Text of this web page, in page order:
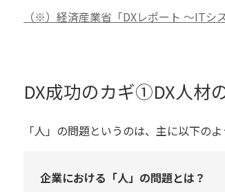
（※）経済産業省「DXレポート ～ITシ
DX成功のカギ①DX人材
「人」の問題というのは、主に以下のよ
企業における「人」の問題とは？